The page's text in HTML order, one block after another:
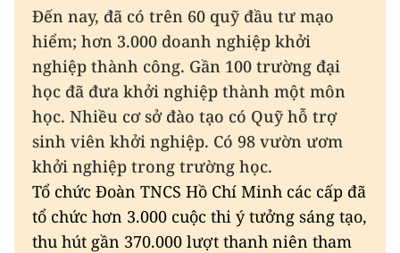
Đến nay, đã có trên 60 quỹ đầu tư mạo
hiểm; hơn 3.000 doanh nghiệp khởi
nghiệp thành công. Gần 100 trường đại
học đã đưa khởi nghiệp thành một môn
học. Nhiều cơ sở đào tạo có Quỹ hỗ trợ
sinh viên khởi nghiệp. Có 98 vườn ươm
khởi nghiệp trong trường học.
Tổ chức Đoàn TNCS Hồ Chí Minh các cấp đã
tổ chức hơn 3.000 cuộc thi ý tưởng sáng tạo,
thu hút gần 370.000 lượt thanh niên tham